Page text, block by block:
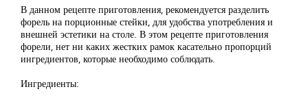
В данном рецепте приготовления, рекомендуется разделить
форель на порционные стейки, для удобства употребления и
внешней эстетики на столе. В этом рецепте приготовления
форели, нет ни каких жестких рамок касательно пропорций
ингредиентов, которые необходимо соблюдать.
Ингредиенты: